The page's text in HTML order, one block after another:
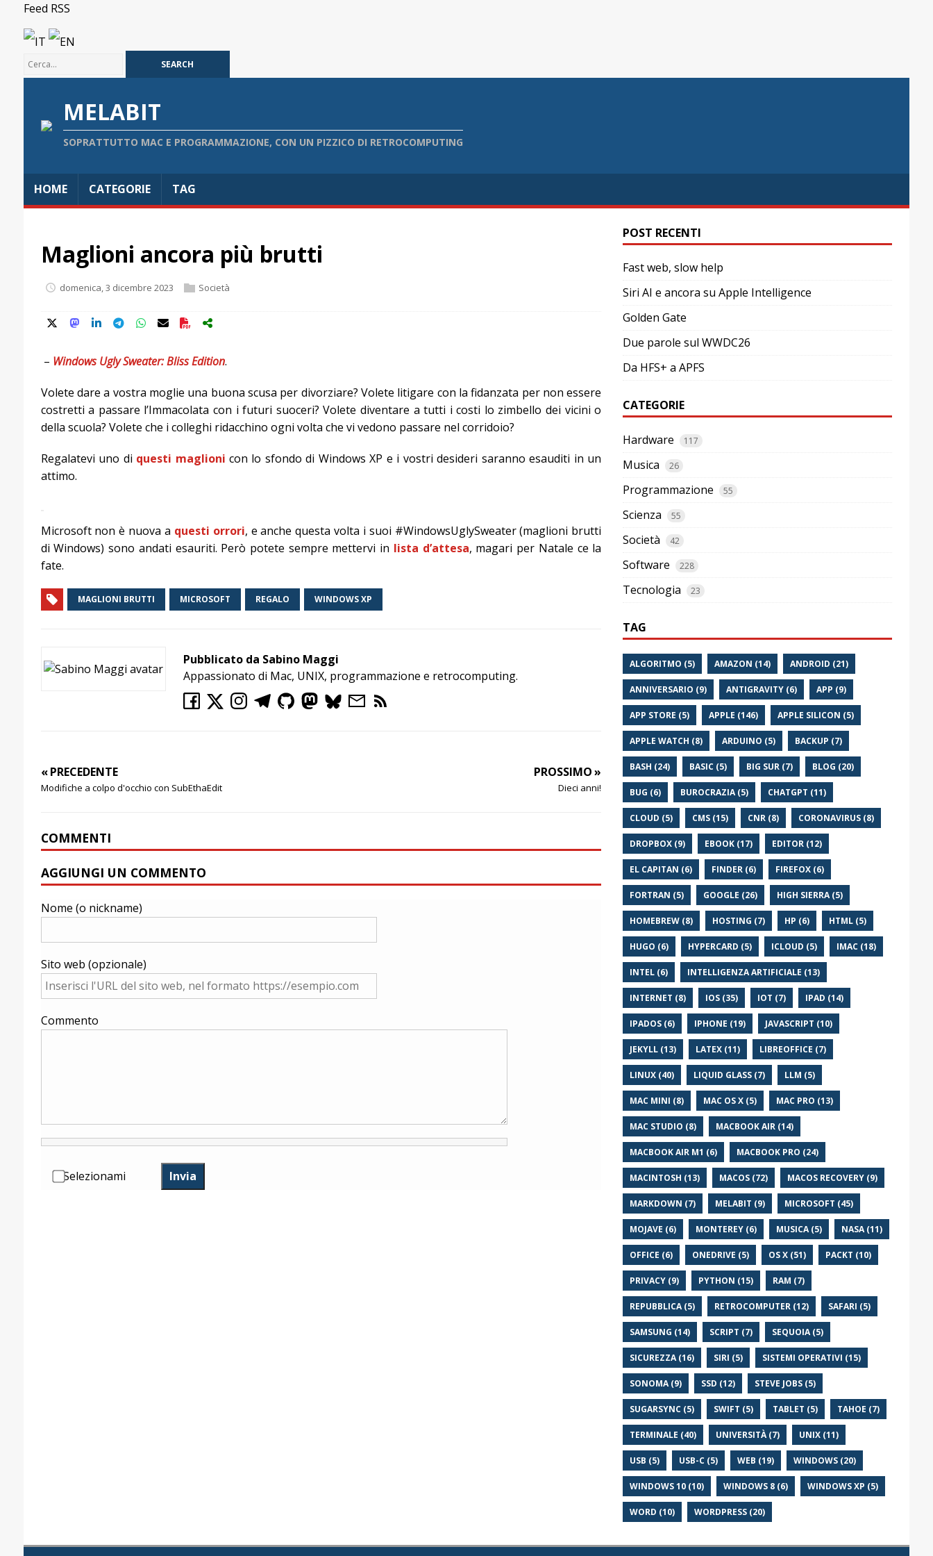
Feed RSS
IT EN
MELABIT
SOPRATTUTTO MAC E PROGRAMMAZIONE, CON UN PIZZICO DI RETROCOMPUTING
HOME CATEGORIE TAG
Maglioni ancora più brutti
domenica, 3 dicembre 2023 Società
– Windows Ugly Sweater: Bliss Edition.
Volete dare a vostra moglie una buona scusa per divorziare? Volete litigare con la fidanzata per non essere
costretti a passare l’Immacolata con i futuri suoceri? Volete diventare a tutti i costi lo zimbello dei vicini o
della scuola? Volete che i colleghi ridacchino ogni volta che vi vedono passare nel corridoio?
Regalatevi uno di questi maglioni con lo sfondo di Windows XP e i vostri desideri saranno esauditi in un
attimo.
Microsoft non è nuova a questi orrori, e anche questa volta i suoi #WindowsUglySweater (maglioni brutti
di Windows) sono andati esauriti. Però potete sempre mettervi in lista d’attesa, magari per Natale ce la
fate.
MAGLIONI BRUTTI MICROSOFT REGALO WINDOWS XP
Pubblicato da Sabino Maggi
Appassionato di Mac, UNIX, programmazione e retrocomputing.
« PRECEDENTE
Modifiche a colpo d'occhio con SubEthaEdit
PROSSIMO »
Dieci anni!
COMMENTI
AGGIUNGI UN COMMENTO
Nome (o nickname)
Sito web (opzionale)
Commento
Selezionami Invia
POST RECENTI
Fast web, slow help
Siri AI e ancora su Apple Intelligence
Golden Gate
Due parole sul WWDC26
Da HFS+ a APFS
CATEGORIE
Hardware 117
Musica 26
Programmazione 55
Scienza 55
Società 42
Software 228
Tecnologia 23
TAG
ALGORITMO (5) AMAZON (14) ANDROID (21)
ANNIVERSARIO (9) ANTIGRAVITY (6) APP (9)
APP STORE (5) APPLE (146) APPLE SILICON (5)
APPLE WATCH (8) ARDUINO (5) BACKUP (7)
BASH (24) BASIC (5) BIG SUR (7) BLOG (20)
BUG (6) BUROCRAZIA (5) CHATGPT (11)
CLOUD (5) CMS (15) CNR (8) CORONAVIRUS (8)
DROPBOX (9) EBOOK (17) EDITOR (12)
EL CAPITAN (6) FINDER (6) FIREFOX (6)
FORTRAN (5) GOOGLE (26) HIGH SIERRA (5)
HOMEBREW (8) HOSTING (7) HP (6) HTML (5)
HUGO (6) HYPERCARD (5) ICLOUD (5) IMAC (18)
INTEL (6) INTELLIGENZA ARTIFICIALE (13)
INTERNET (8) IOS (35) IOT (7) IPAD (14)
IPADOS (6) IPHONE (19) JAVASCRIPT (10)
JEKYLL (13) LATEX (11) LIBREOFFICE (7)
LINUX (40) LIQUID GLASS (7) LLM (5)
MAC MINI (8) MAC OS X (5) MAC PRO (13)
MAC STUDIO (8) MACBOOK AIR (14)
MACBOOK AIR M1 (6) MACBOOK PRO (24)
MACINTOSH (13) MACOS (72) MACOS RECOVERY (9)
MARKDOWN (7) MELABIT (9) MICROSOFT (45)
MOJAVE (6) MONTEREY (6) MUSICA (5) NASA (11)
OFFICE (6) ONEDRIVE (5) OS X (51) PACKT (10)
PRIVACY (9) PYTHON (15) RAM (7)
REPUBBLICA (5) RETROCOMPUTER (12) SAFARI (5)
SAMSUNG (14) SCRIPT (7) SEQUOIA (5)
SICUREZZA (16) SIRI (5) SISTEMI OPERATIVI (15)
SONOMA (9) SSD (12) STEVE JOBS (5)
SUGARSYNC (5) SWIFT (5) TABLET (5) TAHOE (7)
TERMINALE (40) UNIVERSITÀ (7) UNIX (11)
USB (5) USB-C (5) WEB (19) WINDOWS (20)
WINDOWS 10 (10) WINDOWS 8 (6) WINDOWS XP (5)
WORD (10) WORDPRESS (20)